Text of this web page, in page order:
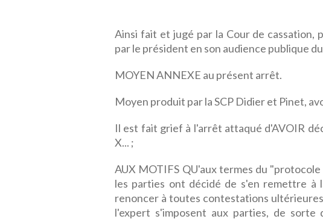
Ainsi fait et jugé par la Cour de cassation,
par le président en son audience publique
MOYEN ANNEXE au présent arrêt.
Moyen produit par la SCP Didier et Pinet,
Il est fait grief à l'arrêt attaqué d'AVOIR
X... ;
AUX MOTIFS QU'aux termes du
les parties ont décidé de s'en remettre à
renoncer à toutes contestations
l'expert s'imposent aux parties, de